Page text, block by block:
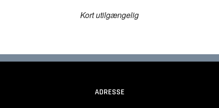
Kort utilgængelig
ADRESSE